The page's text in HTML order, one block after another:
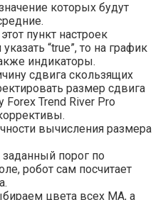
которых будут
пункт настроек
“true”, то на график
индикаторы.
сдвига скользящих
размер сдвига
Forex Trend River Pro
вычисления размера
порог по
робот сам посчитает
цвета всех МА, а